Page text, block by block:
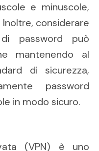
e minuscole,
considerare
password può
mantenendo al
di sicurezza,
password
in modo sicuro.
(VPN) è uno